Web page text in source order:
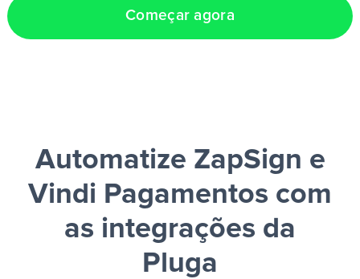
Começar agora
Automatize ZapSign e
Vindi Pagamentos com
as integrações da
Pluga